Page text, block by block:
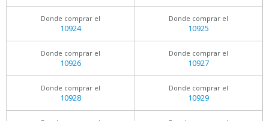
Donde comprar el
10924
Donde comprar el
10925
Donde comprar el
10926
Donde comprar el
10927
Donde comprar el
10928
Donde comprar el
10929